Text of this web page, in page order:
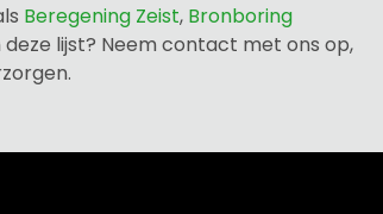
Beregening Zeist, Bronboring
lijst? Neem contact met ons op,